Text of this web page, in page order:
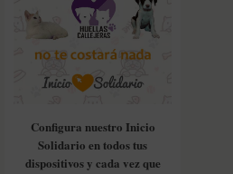
Configura nuestro Inicio
Solidario en todos tus
dispositivos y cada vez que